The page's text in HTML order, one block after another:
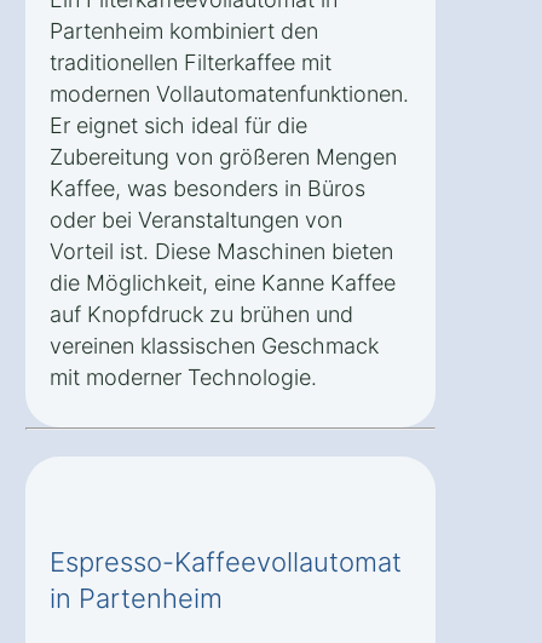
Partenheim kombiniert den
traditionellen Filterkaffee mit
modernen Vollautomatenfunktionen.
Er eignet sich ideal für die
Zubereitung von größeren Mengen
Kaffee, was besonders in Büros
oder bei Veranstaltungen von
Vorteil ist. Diese Maschinen bieten
die Möglichkeit, eine Kanne Kaffee
auf Knopfdruck zu brühen und
vereinen klassischen Geschmack
mit moderner Technologie.
Espresso-Kaffeevollautomat
in Partenheim